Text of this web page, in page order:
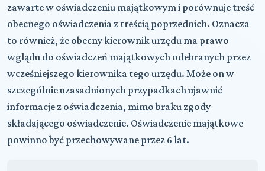
zawarte w oświadczeniu majątkowym i porównuje treść
obecnego oświadczenia z treścią poprzednich. Oznacza
to również, że obecny kierownik urzędu ma prawo
wglądu do oświadczeń majątkowych odebranych przez
wcześniejszego kierownika tego urzędu. Może on w
szczególnie uzasadnionych przypadkach ujawnić
informacje z oświadczenia, mimo braku zgody
składającego oświadczenie. Oświadczenie majątkowe
powinno być przechowywane przez 6 lat.